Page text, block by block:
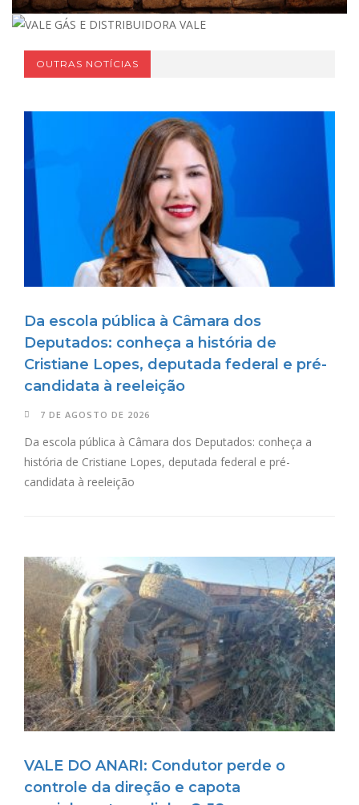
OUTRAS NOTÍCIAS
Da escola pública à Câmara dos
Deputados: conheça a história de
Cristiane Lopes, deputada federal e pré-
candidata à reeleição
7 DE AGOSTO DE 2026
Da escola pública à Câmara dos Deputados: conheça a
história de Cristiane Lopes, deputada federal e pré-
candidata à reeleição
VALE DO ANARI: Condutor perde o
controle da direção e capota